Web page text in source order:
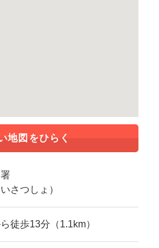
地図をひらく
さつしょ）
徒歩13分（1.1km）